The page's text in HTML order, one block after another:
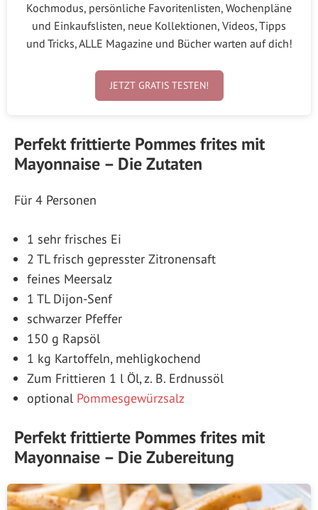
Kochmodus, persönliche Favoritenlisten, Wochenpläne
und Einkaufslisten, neue Kollektionen, Videos, Tipps
und Tricks, ALLE Magazine und Bücher warten auf dich!
JETZT GRATIS TESTEN!
Perfekt frittierte Pommes frites mit
Mayonnaise – Die Zutaten
Für 4 Personen
1 sehr frisches Ei
2 TL frisch gepresster Zitronensaft
feines Meersalz
1 TL Dijon-Senf
schwarzer Pfeffer
150 g Rapsöl
1 kg Kartoffeln, mehligkochend
Zum Frittieren 1 l Öl, z. B. Erdnussöl
optional Pommesgewürzsalz
Perfekt frittierte Pommes frites mit
Mayonnaise – Die Zubereitung